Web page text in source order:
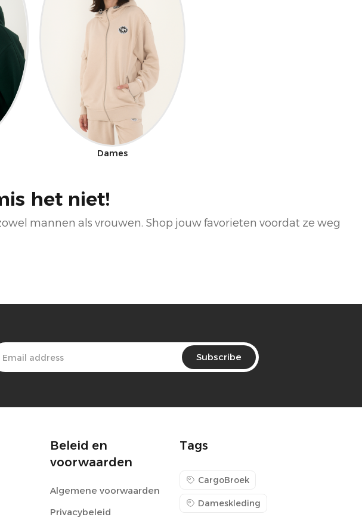
Dames
het niet!
mannen als vrouwen. Shop jouw favorieten voordat ze weg
Subscribe
Beleid en
voorwaarden
Algemene voorwaarden
Privacybeleid
Tags
CargoBroek
Dameskleding